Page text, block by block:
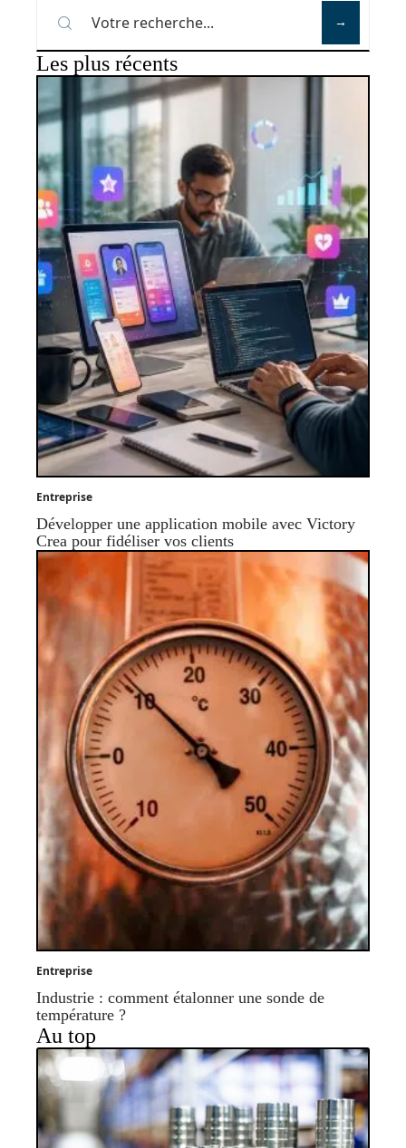
Les plus récents
Entreprise
Développer une application mobile avec Victory
Crea pour fidéliser vos clients
Entreprise
Industrie : comment étalonner une sonde de
température ?
Au top